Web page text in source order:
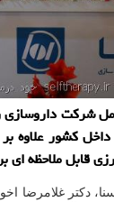
شركت داروسازی
داخل كشور علاوه
قابل ملاحظه ای
دكتر غلامرضا